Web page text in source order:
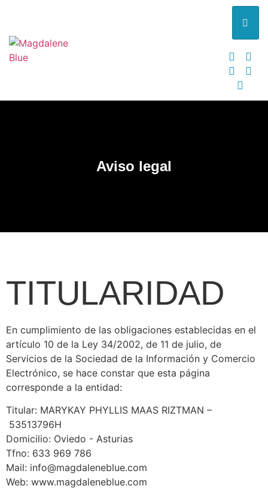
Aviso legal
TITULARIDAD
En cumplimiento de las obligaciones establecidas en el
artículo 10 de la Ley 34/2002, de 11 de julio, de
Servicios de la Sociedad de la Información y Comercio
Electrónico, se hace constar que esta página
corresponde a la entidad:
Titular: MARYKAY PHYLLIS MAAS RIZTMAN –
53513796H
Domicilio: Oviedo - Asturias
Tfno: 633 969 786
Mail: info@magdaleneblue.com
Web: www.magdaleneblue.com